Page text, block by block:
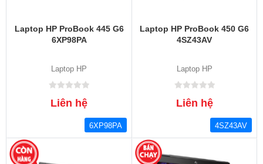
Laptop HP ProBook 445 G6
6XP98PA
Laptop HP
Liên hệ
6XP98PA
Laptop HP ProBook 450 G6
4SZ43AV
Laptop HP
Liên hệ
4SZ43AV